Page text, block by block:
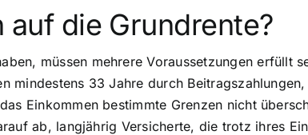
die Grundrente?
müssen mehrere Voraussetzungen erfüllt
mindestens 33 Jahre durch
Einkommen bestimmte Grenzen nicht
ab, langjährig Versicherte, die trotz ihres